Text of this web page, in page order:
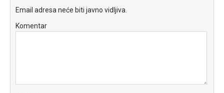
Email adresa neće biti javno vidljiva.
Komentar